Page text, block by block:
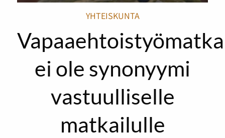
YHTEISKUNTA
ei ole synonyymi
vastuulliselle
matkailulle